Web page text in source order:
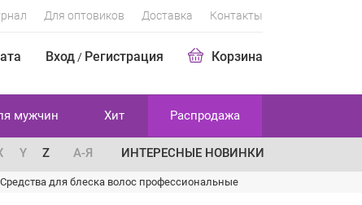
Для оптовиков Доставка Контакты
Вход / Регистрация Корзина
мужчин Хит Распродажа
Y Z А-Я ИНТЕРЕСНЫЕ НОВИНКИ
Средства для блеска волос профессиональные